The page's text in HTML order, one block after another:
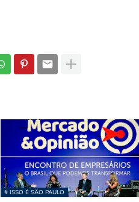
# ISSO É SÃO PAULO